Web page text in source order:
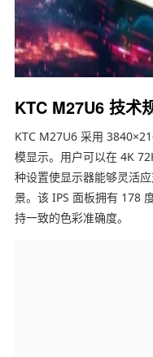
KTC M27U6 技术
KTC M27U6 采用
模显示。用户可以在 4K
种设置使显示器能够灵活
景。该 IPS 面板拥有 178
持一致的色彩准确度。